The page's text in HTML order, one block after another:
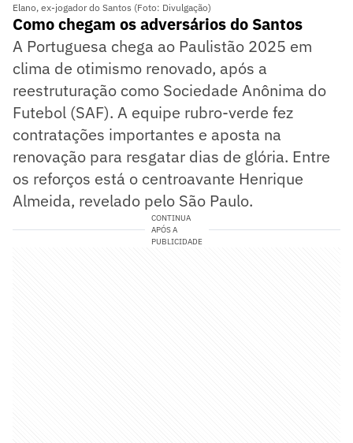
Elano, ex-jogador do Santos (Foto: Divulgação)
Como chegam os adversários do Santos
A Portuguesa chega ao Paulistão 2025 em
clima de otimismo renovado, após a
reestruturação como Sociedade Anônima do
Futebol (SAF). A equipe rubro-verde fez
contratações importantes e aposta na
renovação para resgatar dias de glória. Entre
os reforços está o centroavante Henrique
Almeida, revelado pelo São Paulo.
CONTINUA
APÓS A
PUBLICIDADE